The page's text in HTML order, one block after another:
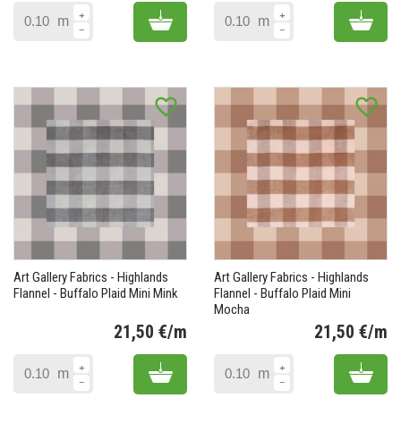
m Add to cart m Add
favorite_border
Art Gallery Fabrics - Highlands
Flannel - Buffalo Plaid Mini Mink
21,50 €/m
m Add to cart
favorite_border
Art Gallery Fabrics - Highlands
Flannel - Buffalo Plaid Mini
Mocha
21,50 €/m
m Add